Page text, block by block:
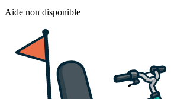
Aide non disponible